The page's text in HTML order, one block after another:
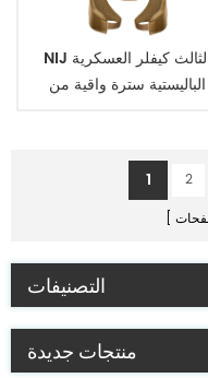
NIJ الثالث كيفلر العسكرية
الباليستية سترة واقية من
1 2
التصنيفات
منتجات جديدة